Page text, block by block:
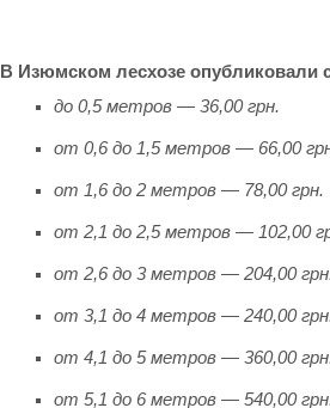
В Изюмском лесхозе опубликовали
до 0,5 метров — 36,00 грн.
от 0,6 до 1,5 метров — 66,00
от 1,6 до 2 метров — 78,00 грн.
от 2,1 до 2,5 метров — 102,00
от 2,6 до 3 метров — 204,00
от 3,1 до 4 метров — 240,00
от 4,1 до 5 метров — 360,00
от 5,1 до 6 метров — 540,00